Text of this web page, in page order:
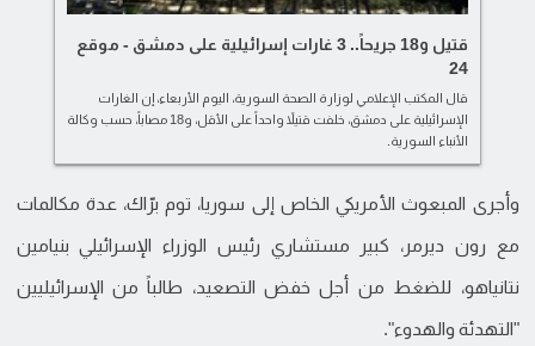
قتيل و18 جريحاً.. 3 غارات إسرائيلية على دمشق - موقع
24
قال المكتب الإعلامي لوزارة الصحة السورية، اليوم الأربعاء، إن الغارات
الإسرائيلية على دمشق، خلفت قتيلاً واحداً على الأقل، و18 مصاباً، حسب وكالة
الأنباء السورية.
وأجرى المبعوث الأمريكي الخاص إلى سوريا، توم برّاك، عدة مكالمات
مع رون ديرمر، كبير مستشاري رئيس الوزراء الإسرائيلي بنيامين
نتانياهو، للضغط من أجل خفض التصعيد، طالباً من الإسرائيليين
"التهدئة والهدوء".